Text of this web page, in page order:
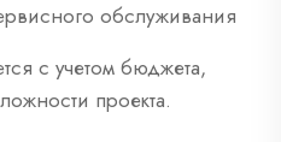
обслуживания
с учетом бюджета,
проекта.